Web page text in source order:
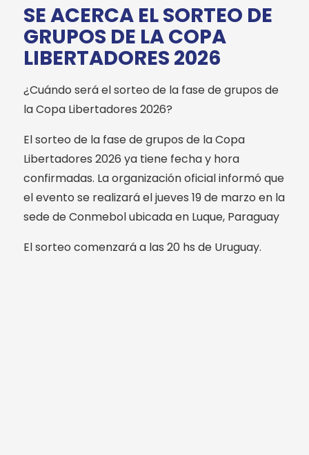
SE ACERCA EL SORTEO DE
GRUPOS DE LA COPA
LIBERTADORES 2026
¿Cuándo será el sorteo de la fase de grupos de
la Copa Libertadores 2026?
El sorteo de la fase de grupos de la Copa
Libertadores 2026 ya tiene fecha y hora
confirmadas. La organización oficial informó que
el evento se realizará el jueves 19 de marzo en la
sede de Conmebol ubicada en Luque, Paraguay
El sorteo comenzará a las 20 hs de Uruguay.